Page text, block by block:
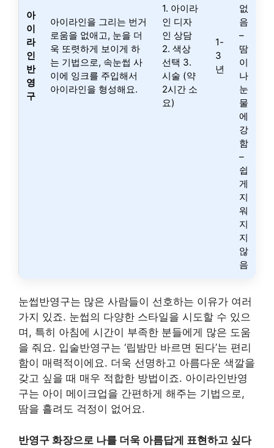
아
이
라
인
반
영
구
아이라인을 그리는 번거
로움을 없애고, 눈을 더
욱 또렷하게 보이게 하
는 기법으로, 속눈썹 사
이에 잉크를 주입해서
아이라인을 형성해요.
1. 아이라
인 디자
인 상담
2. 색상
선택 3.
시술 (약
2시간 소
요)
1-
3
년
없
음
–
땀
이
나
눈
물
에
강
함
–
쉽
게
지
워
지
지
않
음
눈썹반영구는 많은 사람들이 선호하는 이유가 여러
가지 있죠. 눈썹의 다양한 스타일을 시도할 수 있으
며, 특히 아침에 시간이 부족한 분들에게 많은 도움
을 줘요. 입술반영구는 ‘립밤만 바르면 된다’는 편리
함이 매력적이에요. 더욱 선명하고 아름다운 색깔을
갖고 싶을 때 매우 적합한 방법이죠. 아이라인반영
구는 아이 메이크업을 간편하게 해주는 기법으로,
땀을 흘려도 걱정이 없어요.
반영구 화장으로 나를 더욱 아름답게 표현하고 싶다